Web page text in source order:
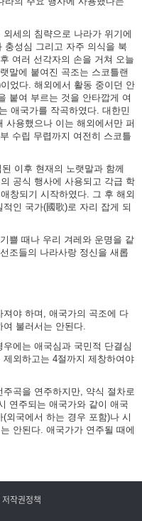
세의 침략으로 나라가 위기에
충성심 그리고 자주 의식을 북
여러 선각자의 손을 거쳐 오늘
말에 붙여진 곡조는 스코틀랜
었다. 해외에서 활동 중이던 안
붙여 부르는 것을 안타깝게 여
애국가를 작곡하였다. 대한민
사용했으나 이는 해외에서만 퍼
수립 무렵까지 여전히 스코틀
이후 현재의 노랫말과 함께
공식 행사에 사용되고 각급 학
창되기 시작하였다. 그 후 해외
인 국가(國歌)로 자리 잡게 되
쁠 때나 우리 겨레와 운명을 같
조들의 나라사랑 정신을 새롭
야 하며, 애국가의 곡조에 다
불러서는 안된다.
에는 애국심과 국민적 단결심
외하고는 4절까지 제창하여야
곡을 연주하지만, 약식 절차로
연주되는 애국가와 같이 애국
외국에서 하는 경우 포함)나 시
안된다. 애국가가 연주될 때에
저작권정책